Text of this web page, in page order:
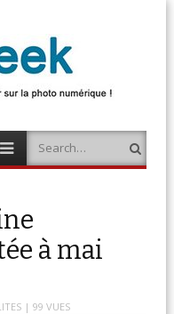
Search
à mai
| 99 VUES